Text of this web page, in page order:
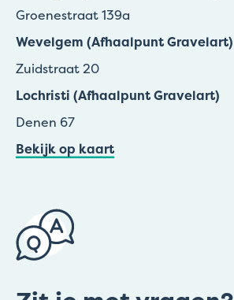
Groenestraat 139a
Wevelgem (Afhaalpunt Gravelart)
Zuidstraat 20
Lochristi (Afhaalpunt Gravelart)
Denen 67
Bekijk op kaart